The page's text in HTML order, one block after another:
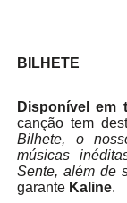
BILHETE
Disponível em
canção tem
Bilhete, o
músicas
Sente, além de
garante Kaline.